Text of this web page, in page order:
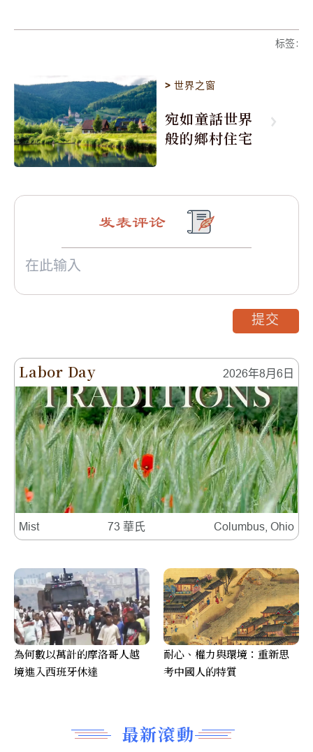
标签:
>世界之窗
宛如童話世界
般的鄉村住宅
Labor Day 2026年8月6日
Mist 73 華氏 Columbus, Ohio
最新滾動
发表评论
提交
為何數以萬計的摩洛哥人越
境進入西班牙休達
耐心、權力與環境：重新思
考中國人的特質